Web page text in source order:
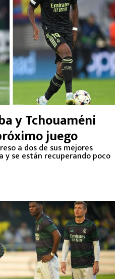
y Tchouaméni
juego
a dos de sus mejores
y se están recuperando poco